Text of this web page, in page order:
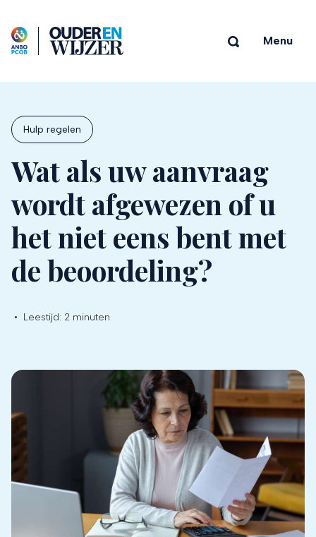
Menu
Hulp regelen
Wat als uw aanvraag
wordt afgewezen of u
het niet eens bent met
de beoordeling?
• Leestijd: 2 minuten